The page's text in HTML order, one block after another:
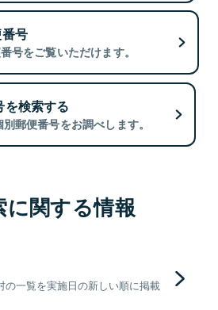
号
号をご覧いただけます。
を検索する
郵便番号をお調べします。
に関する情報
の一覧を実施日の新しい順に掲載